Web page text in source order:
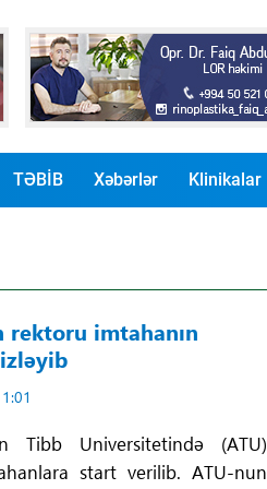
TƏBİB Xəbərlər Klinikalar
rektoru imtahanın
Tibb Universitetində (ATU)
start verilib. ATU-nun